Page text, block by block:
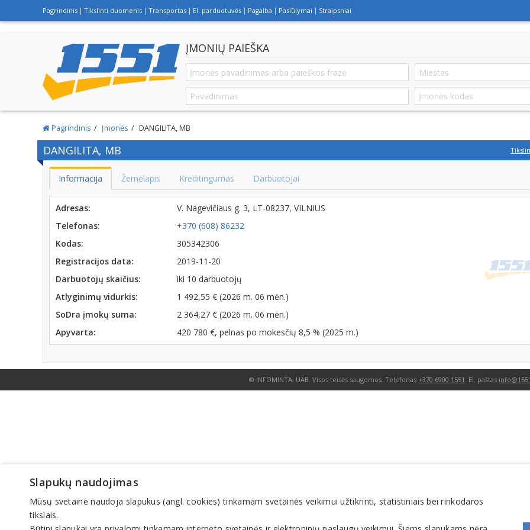
Pagrindinis Tikslinti duomenis Transportas El. parduotuvės Pagalba Pasiūlymai Straipsniai
ĮMONIŲ PAIEŠKA
Pagrindinis Įmonės DANGILITA, MB
DANGILITA, MB
Informacija Žemėlapis Kreditingumas Darbuotojai
Adresas:
V. Nagevičiaus g. 3, LT-08237, VILNIUS
Telefonas:
+370 (608) 86232
Kodas:
305342306
Registracijos data:
2019-11-20
Darbuotojų skaičius:
iki 10 darbuotojų
Atlyginimų vidurkis:
1 492,55 € (2026 m. 06 mėn.)
SoDra įmokų suma:
2 364,27 € (2026 m. 06 mėn.)
Apyvarta:
420 780 €, pelnas po mokesčių 8,5 % (2025 m.)
© INFOMINTA, UAB. Visos teisės saugomos. Telefonas +370 6900 1551 . El. paštas
Slapukų naudojimas
Mūsų svetainė naudoja slapukus (angl. cookies) tinkamam svetainės veikimui užtikrinti, statistiniais bei rinkodaros
tikslais.